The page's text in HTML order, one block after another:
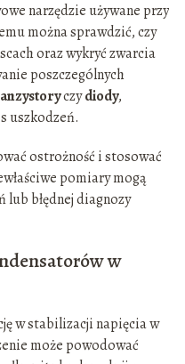
narzędzie używane przy
można sprawdzić, czy
oraz wykryć zwarcia
poszczególnych
czydiody,
uszkodzeń.
ostrożność i stosować
pomiary mogą
lub błędnej diagnozy
w
w stabilizacji napięcia w
może powodować